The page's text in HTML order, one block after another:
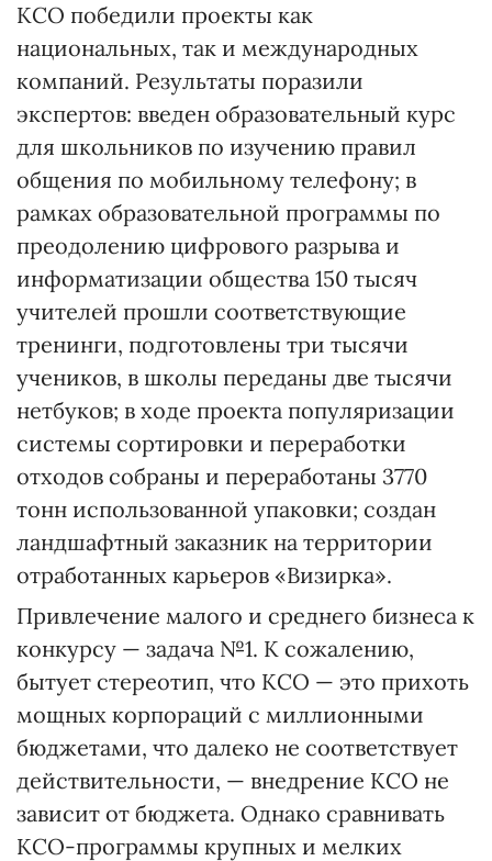
КСО победили проекты как
национальных, так и международных
компаний. Результаты поразили
экспертов: введен образовательный курс
для школьников по изучению правил
общения по мобильному телефону; в
рамках образовательной программы по
преодолению цифрового разрыва и
информатизации общества 150 тысяч
учителей прошли соответствующие
тренинги, подготовлены три тысячи
учеников, в школы переданы две тысячи
нетбуков; в ходе проекта популяризации
системы сортировки и переработки
отходов собраны и переработаны 3770
тонн использованной упаковки; создан
ландшафтный заказник на территории
отработанных карьеров «Визирка».
Привлечение малого и среднего бизнеса к
конкурсу — задача №1. К сожалению,
бытует стереотип, что КСО — это прихоть
мощных корпораций с миллионными
бюджетами, что далеко не соответствует
действительности, — внедрение КСО не
зависит от бюджета. Однако сравнивать
КСО-программы крупных и мелких